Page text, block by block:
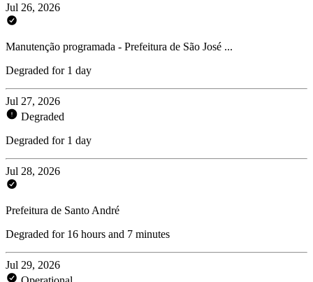
Jul 26, 2026
Manutenção programada - Prefeitura de São José ...
Degraded for 1 day
Jul 27, 2026
Degraded
Degraded for 1 day
Jul 28, 2026
Prefeitura de Santo André
Degraded for 16 hours and 7 minutes
Jul 29, 2026